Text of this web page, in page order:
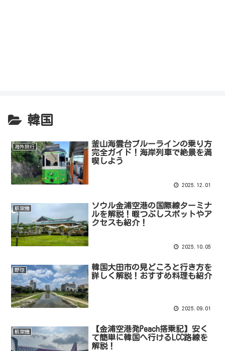
韓国
海外旅行
釜山海雲台ブルーラインの乗り方
完全ガイド！海岸列車で絶景を満
喫しよう
2025.12.01
航空機
ソウル金浦空港の国際線ターミナ
ルを解説！暇つぶしスポットやア
クセスも紹介！
2025.10.05
野球
韓国大田市の見どころと行き方を
詳しく解説！おすすめ料理も紹介
2025.09.01
航空機
【金浦空港発Peach搭乗記】安く
て簡単に韓国へ行けるLCC路線を
解説！